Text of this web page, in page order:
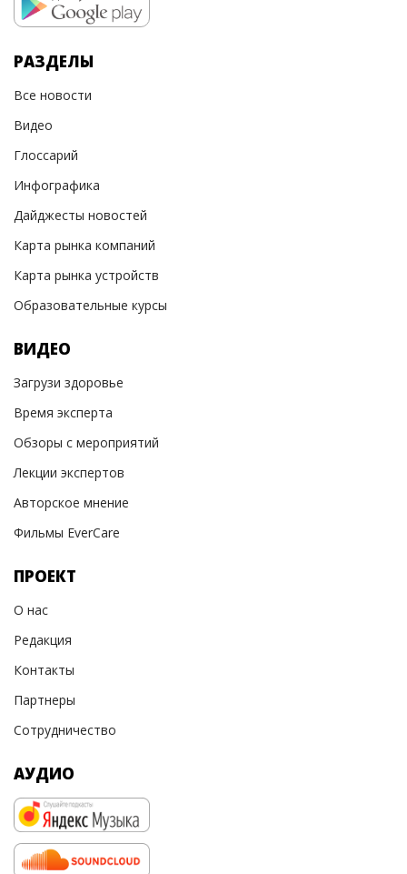
РАЗДЕЛЫ
Все новости
Видео
Глоссарий
Инфографика
Дайджесты новостей
Карта рынка компаний
Карта рынка устройств
Образовательные курсы
ВИДЕО
Загрузи здоровье
Время эксперта
Обзоры с мероприятий
Лекции экспертов
Авторское мнение
Фильмы EverCare
ПРОЕКТ
О нас
Редакция
Контакты
Партнеры
Сотрудничество
АУДИО